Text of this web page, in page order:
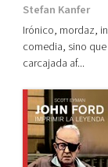
Stefan Kanfer
Irónico, mordaz,
comedia, sino
carcajada af...